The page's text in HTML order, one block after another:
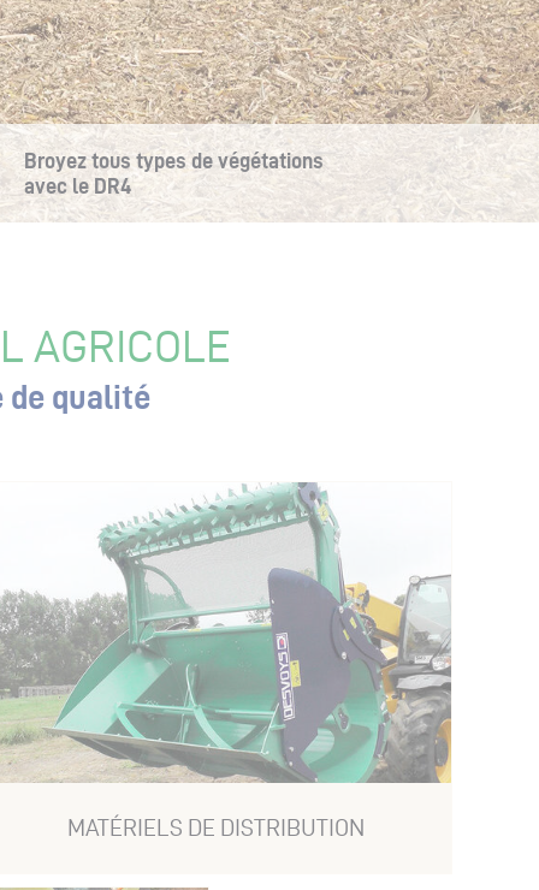
Broyez tous types de végétations
avec le DR4
AGRICOLE
de qualité
MATÉRIELS DE DISTRIBUTION